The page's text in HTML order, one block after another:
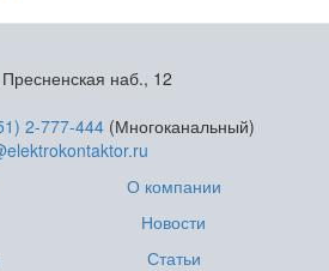
наб., 12
2-777-444(Многоканальный)
О компании
Новости
Статьи